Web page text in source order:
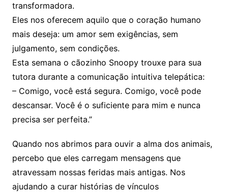
transformadora.
Eles nos oferecem aquilo que o coração humano
mais deseja: um amor sem exigências, sem
julgamento, sem condições.
Esta semana o cãozinho Snoopy trouxe para sua
tutora durante a comunicação intuitiva telepática:
– Comigo, você está segura. Comigo, você pode
descansar. Você é o suficiente para mim e nunca
precisa ser perfeita.”
Quando nos abrimos para ouvir a alma dos animais,
percebo que eles carregam mensagens que
atravessam nossas feridas mais antigas. Nos
ajudando a curar histórias de vínculos